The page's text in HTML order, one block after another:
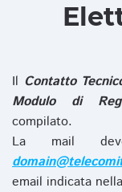
Il Contatto
Modulo di
compilato.
La mail
email indicata